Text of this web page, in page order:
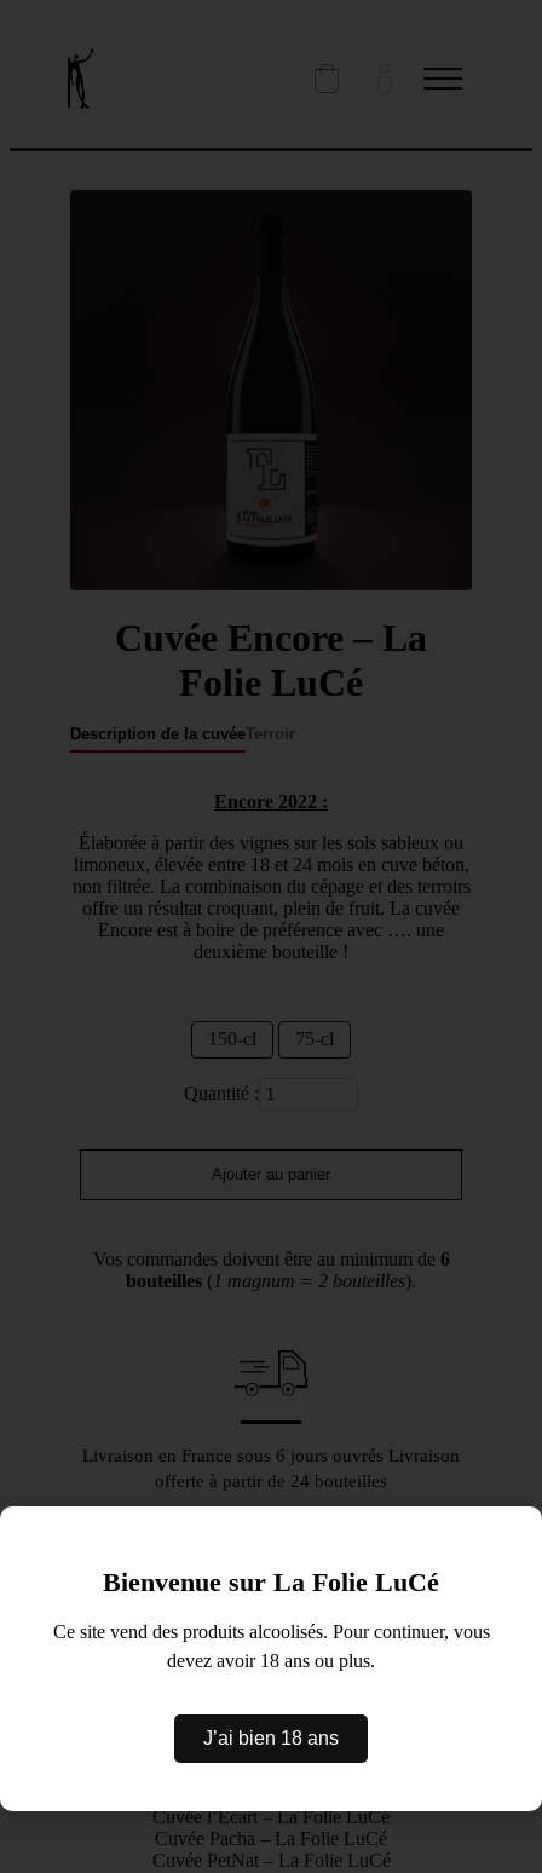
Bienvenue sur La Folie LuCé
Ce site vend des produits alcoolisés. Pour continuer, vous
devez avoir 18 ans ou plus.
J’ai bien 18 ans
Cuvée Encore – La
Folie LuCé
Description de la cuvéeTerroir
Encore 2022 :
Élaborée à partir des vignes sur les sols sableux ou
limoneux, élevée entre 18 et 24 mois en cuve béton,
non filtrée. La combinaison du cépage et des terroirs
offre un résultat croquant, plein de fruit. La cuvée
Encore est à boire de préférence avec …. une
deuxième bouteille !
150-cl 75-cl
Quantité :
Ajouter au panier
Vos commandes doivent être au minimum de 6
bouteilles (1 magnum = 2 bouteilles).
Livraison en France sous 6 jours ouvrés Livraison
offerte à partir de 24 bouteilles
Paiement en ligne sécurisé
Nos autres cuvées
Cuvée l’Écart – La Folie LuCé
Cuvée Pacha – La Folie LuCé
Cuvée PetNat – La Folie LuCé